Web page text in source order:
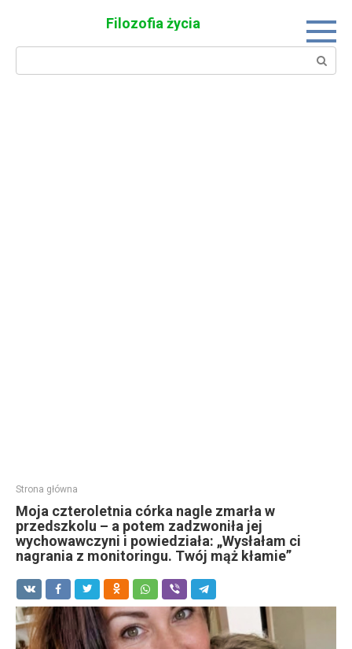
Filozofia życia
Search:
Strona główna
Moja czteroletnia córka nagle zmarła w
przedszkolu – a potem zadzwoniła jej
wychowawczyni i powiedziała: „Wysłałam ci
nagrania z monitoringu. Twój mąż kłamie”